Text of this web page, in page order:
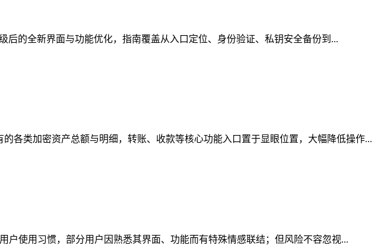
后的全新界面与功能优化，指南覆盖从入口定位、身份验证、私钥安全备份到...
各类加密资产总额与明细，转账、收款等核心功能入口置于显眼位置，大幅降低操作...
使用习惯，部分用户因熟悉其界面、功能而有特殊情感联结；但风险不容忽视...